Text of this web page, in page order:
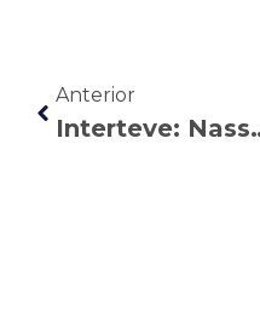
Anterior
Interteve: Nasser Allan